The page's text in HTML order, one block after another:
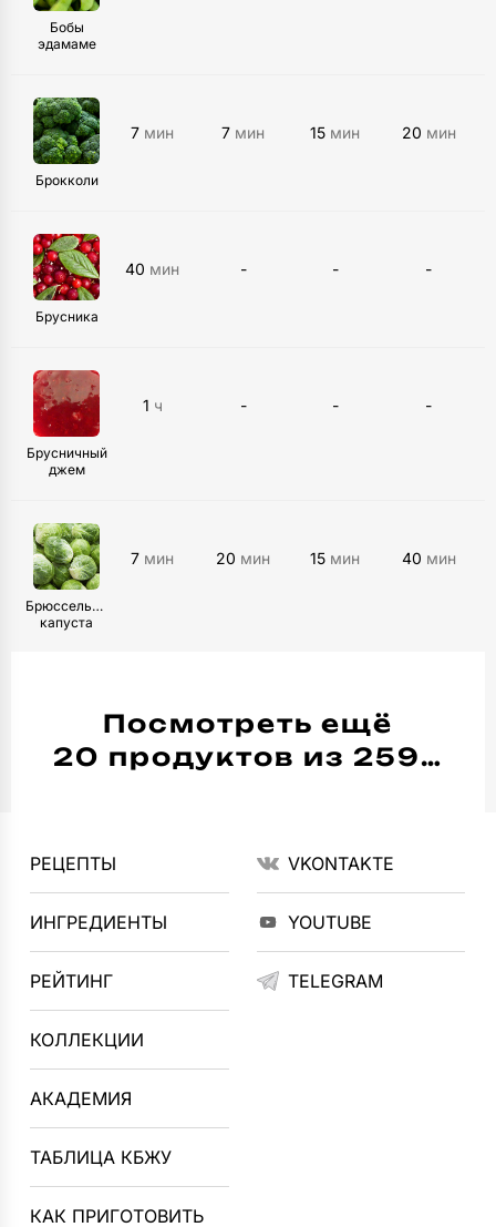
Бобы
эдамаме
Брокколи
7 мин 7 мин 15 мин 20 мин
Брусника
40 мин - - -
Брусничный
джем
1 ч - - -
Брюссельская
капуста
7 мин 20 мин 15 мин 40 мин
Посмотреть ещё
20 продуктов из 259…
РЕЦЕПТЫ
ИНГРЕДИЕНТЫ
РЕЙТИНГ
КОЛЛЕКЦИИ
АКАДЕМИЯ
ТАБЛИЦА КБЖУ
КАК ПРИГОТОВИТЬ
VKONTAKTE
YOUTUBE
TELEGRAM